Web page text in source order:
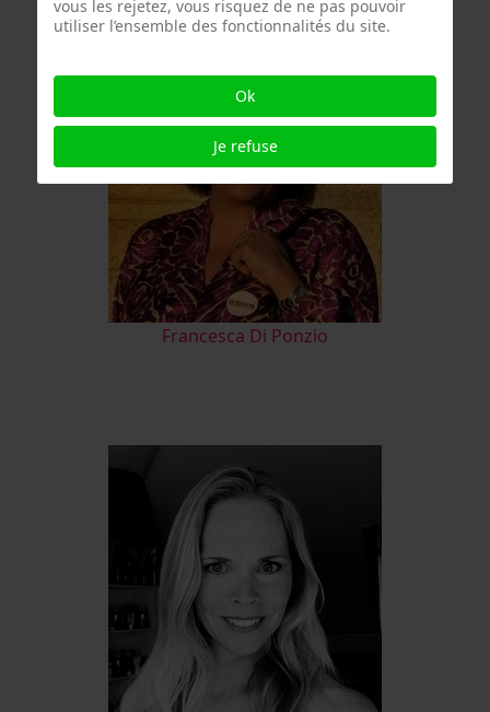
Francesca Di Ponzio
vous les rejetez, vous risquez de ne pas pouvoir
utiliser l’ensemble des fonctionnalités du site.
Ok
Je refuse